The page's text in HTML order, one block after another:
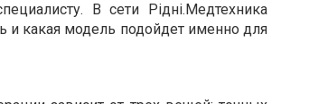
В сети Рідні.Медтехника
и какая модель подойдет именно для